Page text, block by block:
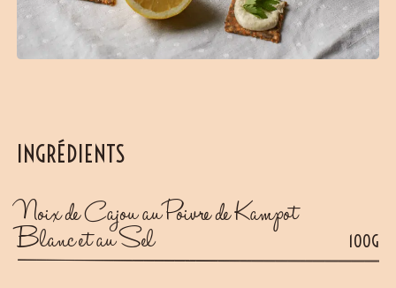
INGRÉDIENTS
Noix de Cajou au Poivre de Kampot
Blanc et au Sel 100G